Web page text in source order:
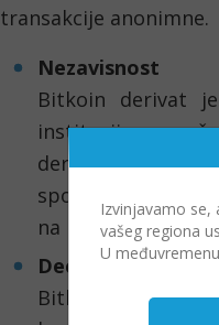
transakcije anonimne.
Nezavisnost
Bitkoin derivat
institucija ne
derivat. Drugim
spoljne e-
na bilo koga.
Bitkoin derivat je
Izvinjavamo se,
vašeg regiona
U